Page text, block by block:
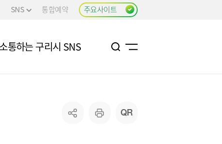
SNS 통합예약 주요사이트
소통하는 구리시 SNS